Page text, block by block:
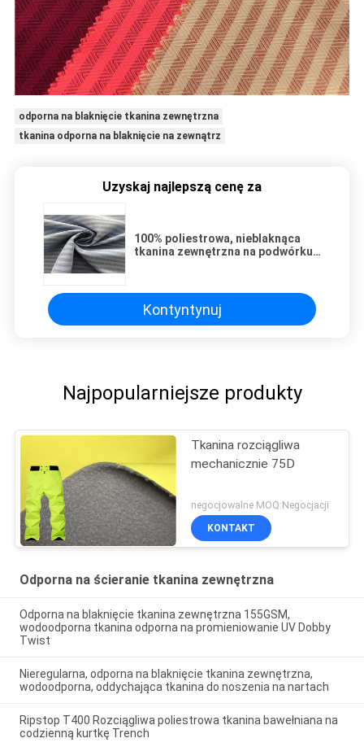
odporna na blaknięcie tkanina zewnętrzna
tkanina odporna na blaknięcie na zewnątrz
Uzyskaj najlepszą cenę za
100% poliestrowa, nieblaknąca
tkanina zewnętrzna na podwórku
Kontyntynuj
Najpopularniejsze produkty
Tkanina rozciągliwa
mechanicznie 75D
negocjowalne MOQ:Negocjacji
KONTAKT
Odporna na ścieranie tkanina zewnętrzna
Odporna na blaknięcie tkanina zewnętrzna 155GSM,
wodoodporna tkanina odporna na promieniowanie UV Dobby
Twist
Nieregularna, odporna na blaknięcie tkanina zewnętrzna,
wodoodporna, oddychająca tkanina do noszenia na nartach
Ripstop T400 Rozciągliwa poliestrowa tkanina bawełniana na
codzienną kurtkę Trench